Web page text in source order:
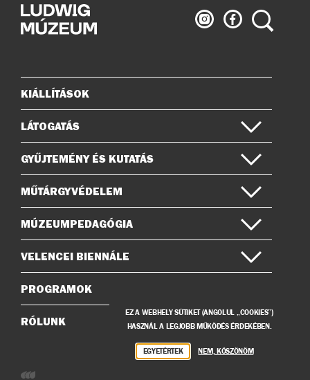
Ludwig
Múzeum
Ludwig
Múzeum
Keresés
Oldaltérkép
KIÁLLÍTÁSOK
LÁTOGATÁS
GYŰJTEMÉNY ÉS KUTATÁS
MŰTÁRGYVÉDELEM
MÚZEUMPEDAGÓGIA
VELENCEI BIENNÁLE
PROGRAMOK
RÓLUNK
Weboldalunkat
EZ A WEBHELY SÜTIKET (ANGOLUL „COOKIES”)
HASZNÁL A LEGJOBB MŰKÖDÉS ÉRDEKÉBEN.
EGYETÉRTEK NEM, KÖSZÖNÖM